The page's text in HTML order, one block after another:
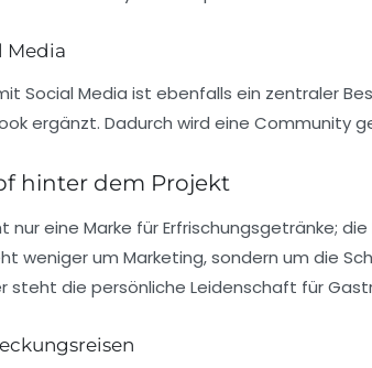
Media
Social Media ist ebenfalls ein zentraler
ergänzt. Dadurch wird eine Community
hinter dem Projekt
nur eine Marke für Erfrischungsgetränke;
weniger um Marketing, sondern um die
steht die persönliche Leidenschaft für